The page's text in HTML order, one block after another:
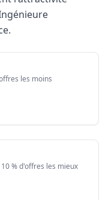
économiste en
économiste en
les moins
économiste en
% d'offres les mieux